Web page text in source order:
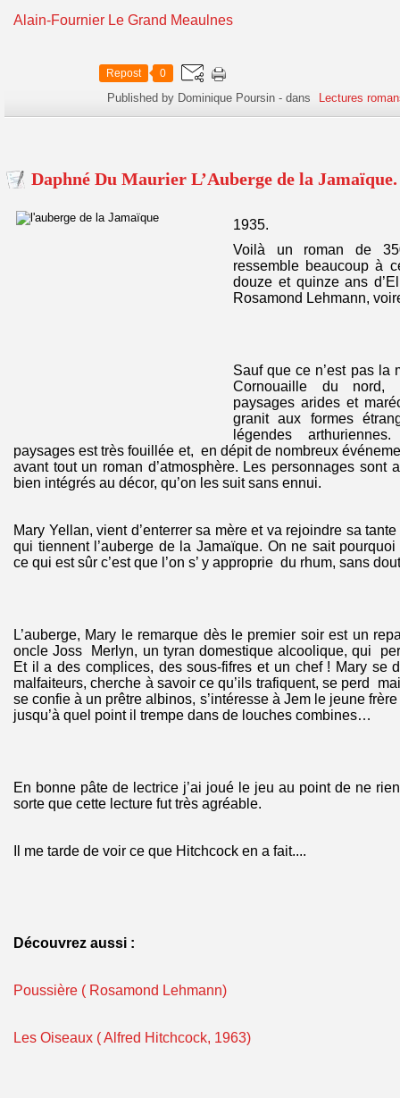
Alain-Fournier Le Grand Meaulnes
Repost 0
Published by Dominique Poursin -dans Lectures
Daphné Du Maurier L’Auberge de la Jamaïque.
1935.
Voilà un roman de
ressemble beaucoup à
douze et quinze ans
Rosamond Lehmann,
Sauf que ce n’est pas la
Cornouaille du nord,
paysages arides et
granit aux formes
légendes
paysages est très fouillée et, en dépit de nombreux
avant tout un roman d’atmosphère. Les personnages sont
bien intégrés au décor, qu’on les suit sans ennui.
Mary Yellan, vient d’enterrer sa mère et va rejoindre sa
qui tiennent l’auberge de la Jamaïque. On ne sait
ce qui est sûr c’est que l’on s’ y approprie du rhum, sans
L’auberge, Mary le remarque dès le premier soir est un
oncle Joss Merlyn, un tyran domestique alcoolique, qui
Et il a des complices, des sous-fifres et un chef ! Mary se
malfaiteurs, cherche à savoir ce qu’ils trafiquent, se perd
se confie à un prêtre albinos, s’intéresse à Jem le jeune
jusqu’à quel point il trempe dans de louches combines…
En bonne pâte de lectrice j’ai joué le jeu au point de ne
sorte que cette lecture fut très agréable.
Il me tarde de voir ce que Hitchcock en a fait....
Découvrez aussi :
Poussière ( Rosamond Lehmann)
Les Oiseaux ( Alfred Hitchcock, 1963)